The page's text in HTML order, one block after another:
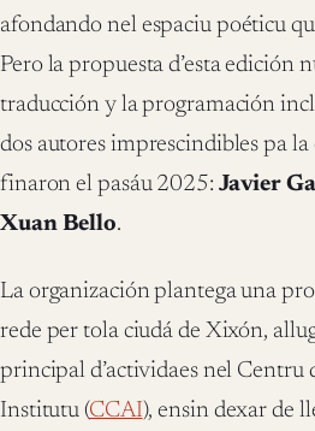
afondando nel espaciu poéticu
Pero la propuesta d’esta edición
traducción y la programación
dos autores imprescindibles pa
finaron el pasáu 2025: Javier
Xuan Bello.
La organización plantega una
rede per tola ciudá de Xixón,
principal d’actividaes nel Centru
Institutu (CCAI), ensin dexar de